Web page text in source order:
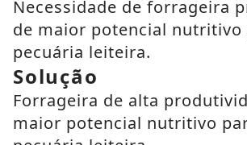
Necessidade de forrageira
de maior potencial nutritivo
pecuária leiteira.
Solução
Forrageira de alta
maior potencial nutritivo